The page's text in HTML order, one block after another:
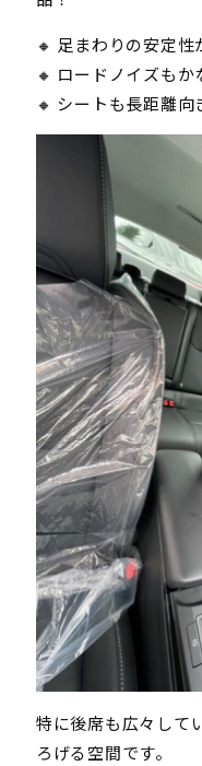
🔸 足まわりの安定
🔸 ロードノイズもか
🔸 シートも長距離向
特に後席も広々して
ろげる空間です。